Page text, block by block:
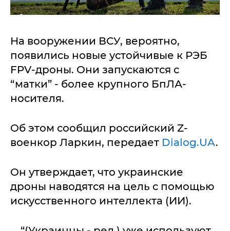
На вооружении ВСУ, вероятно,
появились новые устойчивые к РЭБ
FPV-дроны. Они запускаются с
“матки” - более крупного БпЛА-
носителя.
Об этом сообщил российский Z-
военкор Ларкин, передает Dialog.UA.
Он утверждает, что украинские
дроны наводятся на цель с помощью
искусственного интеллекта (ИИ).